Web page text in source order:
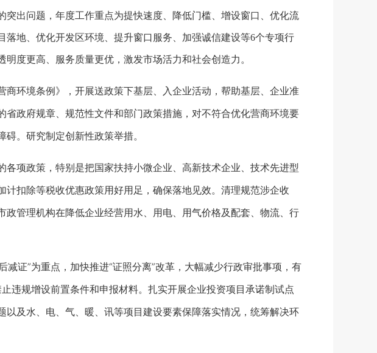
出问题，年度工作重点为提快速度、降低门槛、增设窗口、优化流
地、优化开发区环境、提升窗口服务、加强诚信建设等6个专项行
度更高、服务质量更优，激发市场活力和社会创造力。
环境条例》，开展送政策下基层、入企业活动，帮助基层、企业准
政府规章、规范性文件和部门政策措施，对不符合优化营商环境要
。研究制定创新性政策举措。
项政策，特别是把国家扶持小微企业、高新技术企业、技术先进型
扣除等税收优惠政策用好用足，确保落地见效。清理规范涉企收
管理机构在降低企业经营用水、用电、用气价格及配套、物流、行
证”为重点，加快推进“证照分离”改革，大幅减少行政审批事项，有
违规增设前置条件和申报材料。扎实开展企业投资项目承诺制试点
及水、电、气、暖、讯等项目建设要素保障落实情况，统筹解决环